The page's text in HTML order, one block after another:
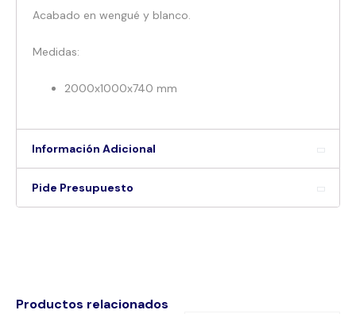
Acabado en wengué y blanco.
Medidas:
2000x1000x740 mm
Información Adicional
Pide Presupuesto
Productos relacionados